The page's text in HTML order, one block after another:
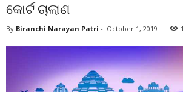
କୋର୍ଟ ଚାଲାଣ
By Biranchi Narayan Patri - October 1, 2019